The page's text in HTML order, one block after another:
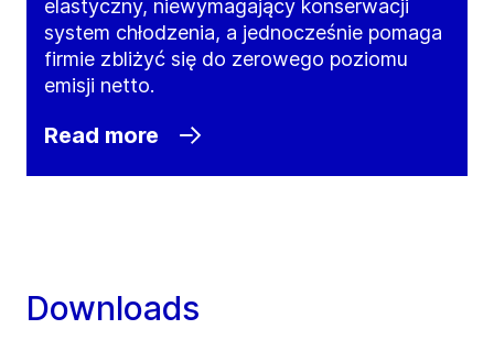
elastyczny, niewymagający konserwacji
system chłodzenia, a jednocześnie pomaga
firmie zbliżyć się do zerowego poziomu
emisji netto.
Read more
Downloads